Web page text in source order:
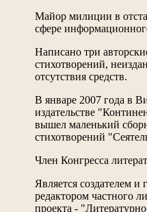
Майор милиции в
сфере
Написано три
стихотворений,
отсутствия средств.
В январе 2007 года в
издательстве
вышел маленький
стихотворений
Член Конгресса
Является создателем и
редактором частного
проекта -